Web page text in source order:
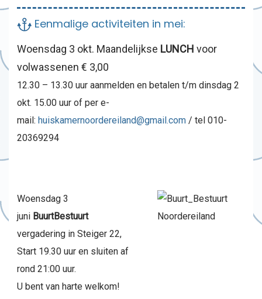
Eenmalige activiteiten in mei:
Woensdag 3 okt. Maandelijkse LUNCH voor
volwassenen € 3,00
12.30 – 13.30 uur aanmelden en betalen t/m dinsdag 2
okt. 15.00 uur of per e-
mail: huiskamernoordereiland@gmail.com / tel 010-
20369294
Woensdag 3
juni BuurtBestuurt
vergadering in Steiger 22,
Start 19.30 uur en sluiten af
rond 21:00 uur.
U bent van harte welkom!